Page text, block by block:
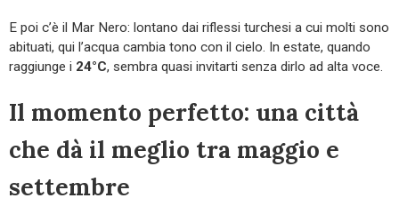
E poi c’è il Mar Nero: lontano dai riflessi turchesi a cui molti sono
abituati, qui l’acqua cambia tono con il cielo. In estate, quando
raggiunge i 24°C, sembra quasi invitarti senza dirlo ad alta voce.
Il momento perfetto: una città
che dà il meglio tra maggio e
settembre